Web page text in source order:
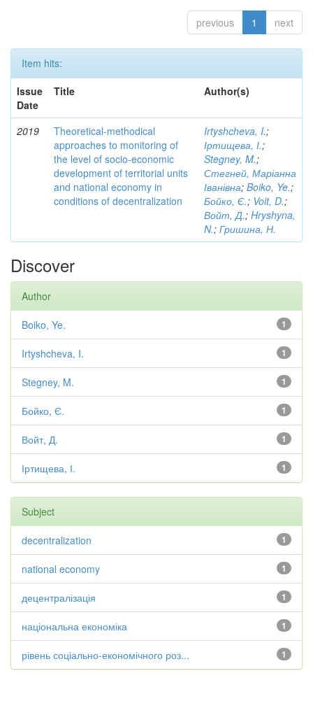
previous 1 next
Item hits:
Issue
Date
Title Author(s)
2019
Theoretical-methodical
approaches to monitoring of
the level of socio-economic
development of territorial units
and national economy in
conditions of decentralization
Irtyshcheva, I.;
Іртищева, І.;
Stegney, M.;
Стегней, Маріанна
Іванівна; Boiko, Ye.;
Бойко, Є.; Voit, D.;
Войт, Д.; Hryshyna,
N.; Гришина, Н.
Discover
Author
1
Boiko, Ye.
1
Irtyshcheva, I.
1
Stegney, M.
1
Бойко, Є.
1
Войт, Д.
1
Іртищева, І.
Subject
1
decentralization
1
national economy
1
децентралізація
1
національна економіка
1
рівень соціально-економічного роз...